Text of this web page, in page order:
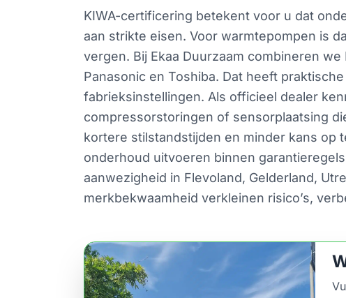
KIWA-certificering betekent voor u dat
aan strikte eisen. Voor warmtepompen is
vergen. Bij Ekaa Duurzaam combineren
Panasonic en Toshiba. Dat heeft
fabrieksinstellingen. Als officieel dealer
compressorstoringen of sensorplaatsing
kortere stilstandstijden en minder kans op
onderhoud uitvoeren binnen
aanwezigheid in Flevoland, Gelderland,
merkbekwaamheid verkleinen risico’s,